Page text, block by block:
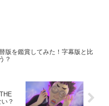
版を鑑賞してみた！字幕版と比
？
？